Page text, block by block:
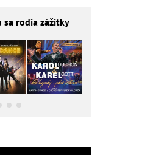
sa rodia zážitky